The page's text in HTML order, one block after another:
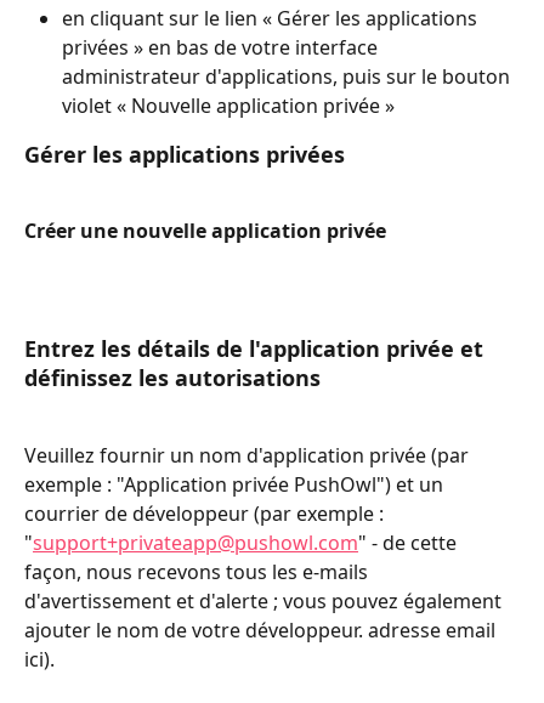
en cliquant sur le lien « Gérer les applications
privées » en bas de votre interface
administrateur d'applications, puis sur le bouton
violet « Nouvelle application privée »
Gérer les applications privées
Créer une nouvelle application privée
Entrez les détails de l'application privée et
définissez les autorisations
Veuillez fournir un nom d'application privée (par
exemple : "Application privée PushOwl") et un
courrier de développeur (par exemple :
"support+privateapp@pushowl.com" - de cette
façon, nous recevons tous les e-mails
d'avertissement et d'alerte ; vous pouvez également
ajouter le nom de votre développeur. adresse email
ici).